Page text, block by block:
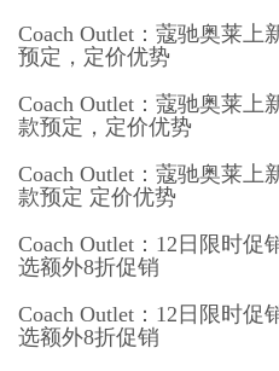
Coach Outlet：蔻驰奥莱上
预定，定价优势
Coach Outlet：蔻驰奥莱上
款预定，定价优势
Coach Outlet：蔻驰奥莱上
款预定 定价优势
Coach Outlet：12日限时
选额外8折促销
Coach Outlet：12日限时
选额外8折促销